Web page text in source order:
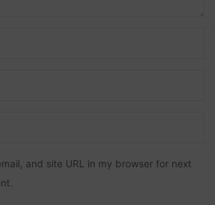
and site URL in my browser for next